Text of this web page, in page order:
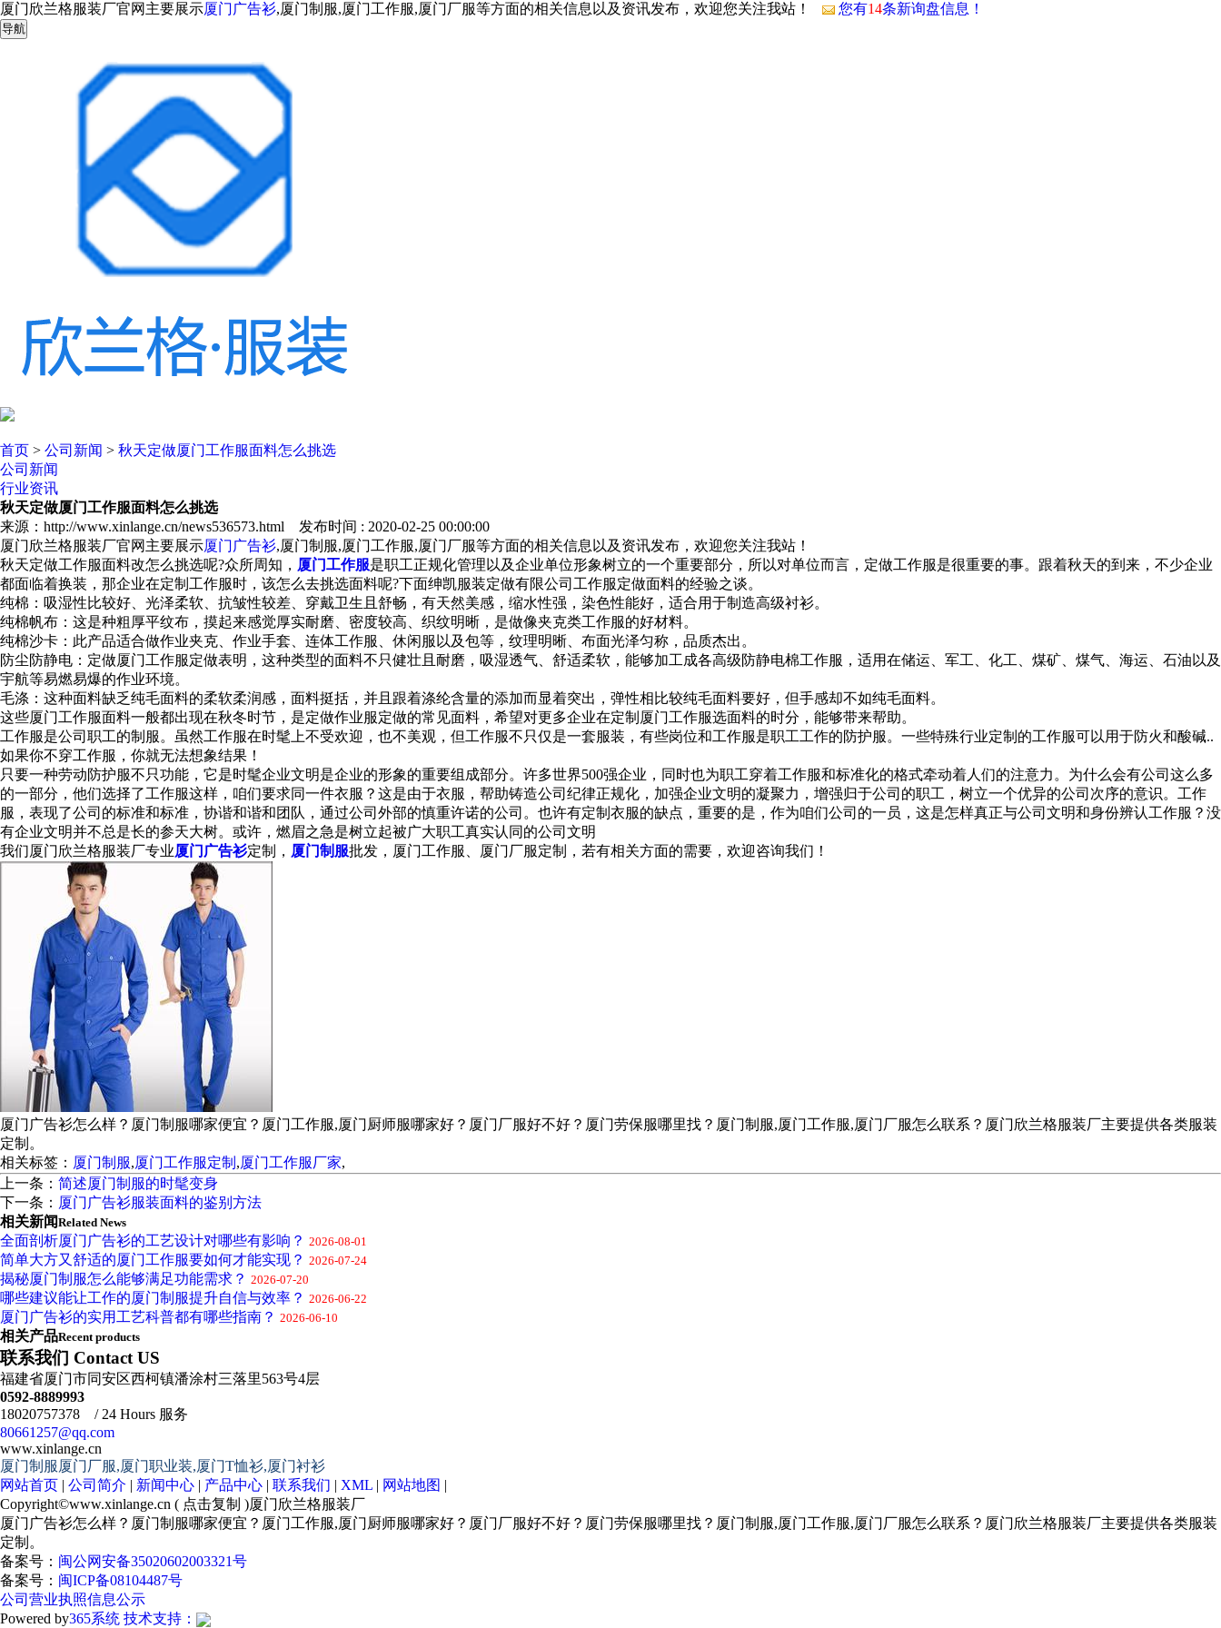
厦门欣兰格服装厂官网主要展示厦门广告衫,厦门制服,厦门工作服,厦门厂服等方面的相关信息以及资讯发布，欢迎您关注我站！ 您有14条新询盘信息！
导航
首页 > 公司新闻 > 秋天定做厦门工作服面料怎么挑选
公司新闻
行业资讯
秋天定做厦门工作服面料怎么挑选
来源：http://www.xinlange.cn/news536573.html 发布时间 : 2020-02-25 00:00:00
厦门欣兰格服装厂官网主要展示厦门广告衫,厦门制服,厦门工作服,厦门厂服等方面的相关信息以及资讯发布，欢迎您关注我站！
秋天定做工作服面料改怎么挑选呢?众所周知， 厦门工作服是职工正规化管理以及企业单位形象树立的一个重要部分，所以对单位而言，定做工作服是很重要的事。跟着秋天的到来，不少企业
都面临着换装，那企业在定制工作服时，该怎么去挑选面料呢?下面绅凯服装定做有限公司工作服定做面料的经验之谈。
纯棉：吸湿性比较好、光泽柔软、抗皱性较差、穿戴卫生且舒畅，有天然美感，缩水性强，染色性能好，适合用于制造高级衬衫。
纯棉帆布：这是种粗厚平纹布，摸起来感觉厚实耐磨、密度较高、织纹明晰，是做像夹克类工作服的好材料。
纯棉沙卡：此产品适合做作业夹克、作业手套、连体工作服、休闲服以及包等，纹理明晰、布面光泽匀称，品质杰出。
防尘防静电：定做厦门工作服定做表明，这种类型的面料不只健壮且耐磨，吸湿透气、舒适柔软，能够加工成各高级防静电棉工作服，适用在储运、军工、化工、煤矿、煤气、海运、石油以及
宇航等易燃易爆的作业环境。
毛涤：这种面料缺乏纯毛面料的柔软柔润感，面料挺括，并且跟着涤纶含量的添加而显着突出，弹性相比较纯毛面料要好，但手感却不如纯毛面料。
这些厦门工作服面料一般都出现在秋冬时节，是定做作业服定做的常见面料，希望对更多企业在定制厦门工作服选面料的时分，能够带来帮助。
工作服是公司职工的制服。虽然工作服在时髦上不受欢迎，也不美观，但工作服不只仅是一套服装，有些岗位和工作服是职工工作的防护服。一些特殊行业定制的工作服可以用于防火和酸碱..
如果你不穿工作服，你就无法想象结果！
只要一种劳动防护服不只功能，它是时髦企业文明是企业的形象的重要组成部分。许多世界500强企业，同时也为职工穿着工作服和标准化的格式牵动着人们的注意力。为什么会有公司这么多
的一部分，他们选择了工作服这样，咱们要求同一件衣服？这是由于衣服，帮助铸造公司纪律正规化，加强企业文明的凝聚力，增强归于公司的职工，树立一个优异的公司次序的意识。工作
服，表现了公司的标准和标准，协谐和谐和团队，通过公司外部的慎重许诺的公司。也许有定制衣服的缺点，重要的是，作为咱们公司的一员，这是怎样真正与公司文明和身份辨认工作服？没
有企业文明并不总是长的参天大树。或许，燃眉之急是树立起被广大职工真实认同的公司文明
我们厦门欣兰格服装厂专业厦门广告衫定制， 厦门制服批发，厦门工作服、厦门厂服定制，若有相关方面的需要，欢迎咨询我们！
厦门广告衫怎么样？厦门制服哪家便宜？厦门工作服,厦门厨师服哪家好？厦门厂服好不好？厦门劳保服哪里找？厦门制服,厦门工作服,厦门厂服怎么联系？厦门欣兰格服装厂主要提供各类服装
定制。
相关标签： 厦门制服,厦门工作服定制 ,厦门工作服厂家,
上一条： 简述厦门制服的时髦变身
下一条： 厦门广告衫服装面料的鉴别方法
相关新闻Related News
全面剖析厦门广告衫的工艺设计对哪些有影响？ 2026-08-01
简单大方又舒适的厦门工作服要如何才能实现？ 2026-07-24
揭秘厦门制服怎么能够满足功能需求？ 2026-07-20
哪些建议能让工作的厦门制服提升自信与效率？ 2026-06-22
厦门广告衫的实用工艺科普都有哪些指南？ 2026-06-10
相关产品Recent products
联系我们 Contact US
福建省厦门市同安区西柯镇潘涂村三落里563号4层
0592-8889993
18020757378 / 24 Hours 服务
80661257@qq.com
www.xinlange.cn
厦门制服厦门厂服,厦门职业装,厦门T恤衫,厦门衬衫
网站首页 | 公司简介 | 新闻中心 | 产品中心 | 联系我们 | XML | 网站地图 |
Copyright©www.xinlange.cn ( 点击复制 )厦门欣兰格服装厂
厦门广告衫怎么样？厦门制服哪家便宜？厦门工作服,厦门厨师服哪家好？厦门厂服好不好？厦门劳保服哪里找？厦门制服,厦门工作服,厦门厂服怎么联系？厦门欣兰格服装厂主要提供各类服装
定制。
备案号： 闽公网安备35020602003321号
备案号： 闽ICP备08104487号
公司营业执照信息公示
Powered by365系统 技术支持：